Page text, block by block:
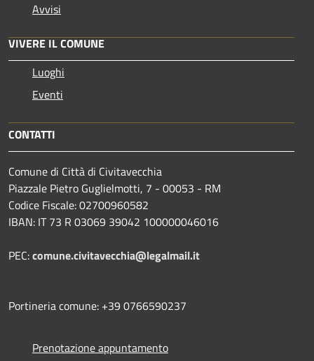
Avvisi
VIVERE IL COMUNE
Luoghi
Eventi
CONTATTI
Comune di Città di Civitavecchia
Piazzale Pietro Guglielmotti, 7 - 00053 - RM
Codice Fiscale: 02700960582
IBAN: IT 73 R 03069 39042 100000046016
PEC:comune.civitavecchia@legalmail.it
Portineria comune: +39 0766590237
Prenotazione appuntamento